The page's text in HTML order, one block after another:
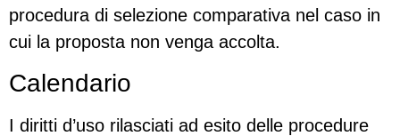
procedura di selezione comparativa nel caso in
cui la proposta non venga accolta.
Calendario
I diritti d’uso rilasciati ad esito delle procedure